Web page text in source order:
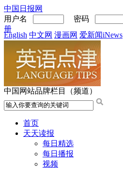
中国日报网
用户名
密码
册
English 中文网 漫画网 爱新闻iNews
中国网站品牌栏目（频道）
首页
天天读报
每日精选
每日播报
视频